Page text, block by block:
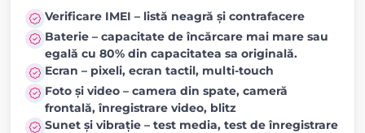
Verificare IMEI – listă neagră și contrafacere
Baterie – capacitate de încărcare mai mare sau
egală cu 80% din capacitatea sa originală.
Ecran – pixeli, ecran tactil, multi-touch
Foto și video – camera din spate, cameră
frontală, înregistrare video, blitz
Sunet și vibrație – test media, test de înregistrare